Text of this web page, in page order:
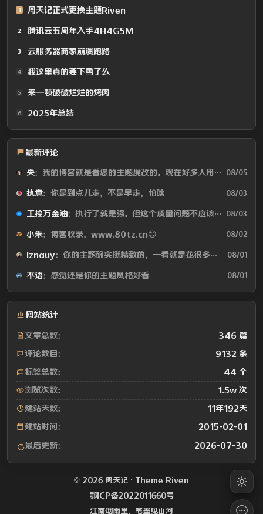
1 周天记正式更换主题Riven
2 腾讯云五周年入手4H4G5M
3 云服务器商家崩溃跑路
4 我这里真的要下雪了么
5 来一顿破破烂烂的烤肉
6 2025年总结
最新评论
央：我的博客就是看您的主题魔改的。现在好多人用你这个AI做的，就否定别人... 08/05
执意：你是到点儿走，不是早走，怕啥 08/03
工控万金油：执行了就是强。但这个质量问题不应该由物业或是房产公司来处理吗😂 08/03
小朱：博客收录，www.80tz.cn😊 08/02
lznauy：你的主题确实挺精致的，一看就是花很多时间打磨的，现在都是用AI写代码... 08/01
不语：感觉还是你的主题风格好看 08/01
网站统计
文章总数： 346 篇
评论数目： 9132 条
标签总数： 44 个
浏览次数： 1.5w 次
建站天数： 11年192天
建站时间： 2015-02-01
最后更新： 2026-07-30
© 2026 周天记 · Theme
Riven
鄂ICP备2022011660号
江南烟雨里，笔墨见山河